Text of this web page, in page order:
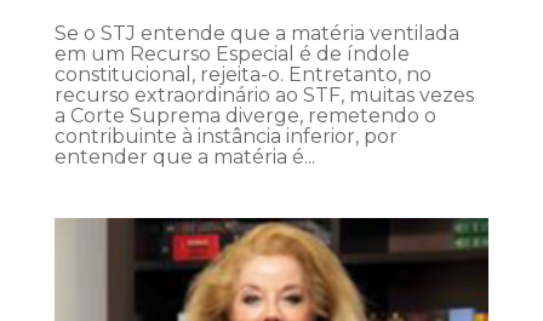
Se o STJ entende que a matéria ventilada
em um Recurso Especial é de índole
constitucional, rejeita-o. Entretanto, no
recurso extraordinário ao STF, muitas vezes
a Corte Suprema diverge, remetendo o
contribuinte à instância inferior, por
entender que a matéria é...